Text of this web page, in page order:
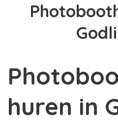
huren in